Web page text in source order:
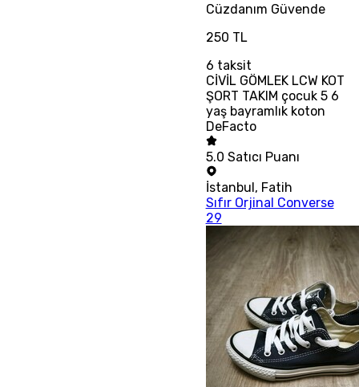
Cüzdanım Güvende
250 TL
6 taksit
CİVİL GÖMLEK LCW KOT
ŞORT TAKIM çocuk 5 6
yaş bayramlık koton
DeFacto
5.0 Satıcı Puanı
İstanbul, Fatih
Sıfır Orjinal Converse
29